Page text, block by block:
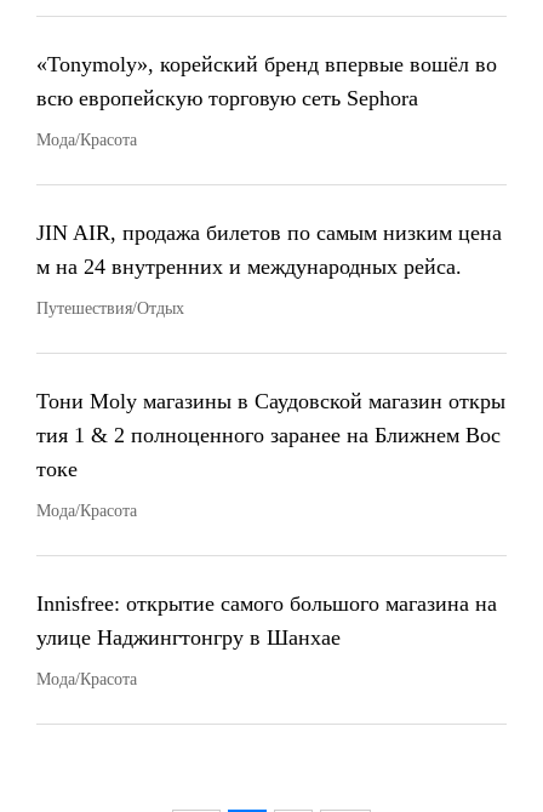
«Tonymoly», корейский бренд впервые вошёл во
всю европейскую торговую сеть Sephora
Мода/Красота
JIN AIR, продажа билетов по самым низким цена
м на 24 внутренних и международных рейса.
Путешествия/Отдых
Тони Moly магазины в Саудовской магазин откры
тия 1 & 2 полноценного заранее на Ближнем Вос
токе
Мода/Красота
Innisfree: открытие самого большого магазина на
улице Наджингтонгру в Шанхае
Мода/Красота